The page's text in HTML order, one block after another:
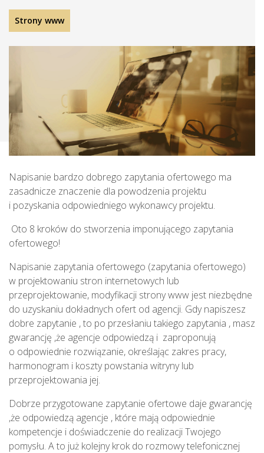
Strony www
Napisanie bardzo dobrego zapytania ofertowego ma
zasadnicze znaczenie dla powodzenia projektu
i pozyskania odpowiedniego wykonawcy projektu.
Oto 8 kroków do stworzenia imponującego zapytania
ofertowego!
Napisanie zapytania ofertowego (zapytania ofertowego)
w projektowaniu stron internetowych lub
przeprojektowanie, modyfikacji strony www jest niezbędne
do uzyskaniu dokładnych ofert od agencji. Gdy napiszesz
dobre zapytanie , to po przesłaniu takiego zapytania , masz
gwarancję ,że agencje odpowiedzą i zaproponują
o odpowiednie rozwiązanie, określając zakres pracy,
harmonogram i koszty powstania witryny lub
przeprojektowania jej.
Dobrze przygotowane zapytanie ofertowe daje gwarancję
,że odpowiedzą agencje , które mają odpowiednie
kompetencje i doświadczenie do realizacji Twojego
pomysłu. A to już kolejny krok do rozmowy telefonicznej